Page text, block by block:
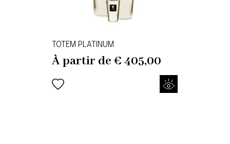
TOTEM PLATINUM
À partir de€ 405,00